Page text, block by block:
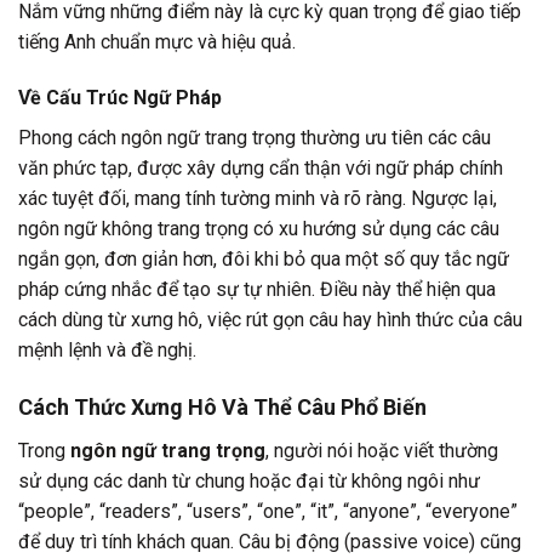
Nắm vững những điểm này là cực kỳ quan trọng để giao tiếp
tiếng Anh chuẩn mực và hiệu quả.
Về Cấu Trúc Ngữ Pháp
Phong cách ngôn ngữ trang trọng thường ưu tiên các câu
văn phức tạp, được xây dựng cẩn thận với ngữ pháp chính
xác tuyệt đối, mang tính tường minh và rõ ràng. Ngược lại,
ngôn ngữ không trang trọng có xu hướng sử dụng các câu
ngắn gọn, đơn giản hơn, đôi khi bỏ qua một số quy tắc ngữ
pháp cứng nhắc để tạo sự tự nhiên. Điều này thể hiện qua
cách dùng từ xưng hô, việc rút gọn câu hay hình thức của câu
mệnh lệnh và đề nghị.
Cách Thức Xưng Hô Và Thể Câu Phổ Biến
Trong ngôn ngữ trang trọng, người nói hoặc viết thường
sử dụng các danh từ chung hoặc đại từ không ngôi như
“people”, “readers”, “users”, “one”, “it”, “anyone”, “everyone”
để duy trì tính khách quan. Câu bị động (passive voice) cũng